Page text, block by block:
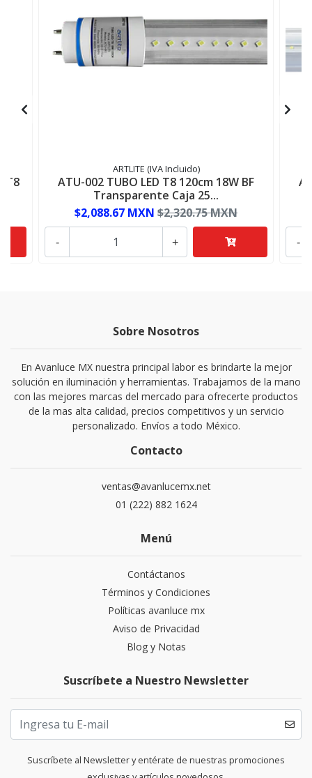
T8
ARTLITE (IVA Incluido)
ATU-002 TUBO LED T8 120cm 18W BF
Transparente Caja 25...
$2,088.67 MXN $2,320.75 MXN
+
- -
Sobre Nosotros
En Avanluce MX nuestra principal labor es brindarte la mejor
solución en iluminación y herramientas. Trabajamos de la mano
con las mejores marcas del mercado para ofrecerte productos
de la mas alta calidad, precios competitivos y un servicio
personalizado. Envíos a todo México.
Contacto
ventas@avanlucemx.net
01 (222) 882 1624
Menú
Contáctanos
Términos y Condiciones
Políticas avanluce mx
Aviso de Privacidad
Blog y Notas
Suscríbete a Nuestro Newsletter
Suscríbete al Newsletter y entérate de nuestras promociones